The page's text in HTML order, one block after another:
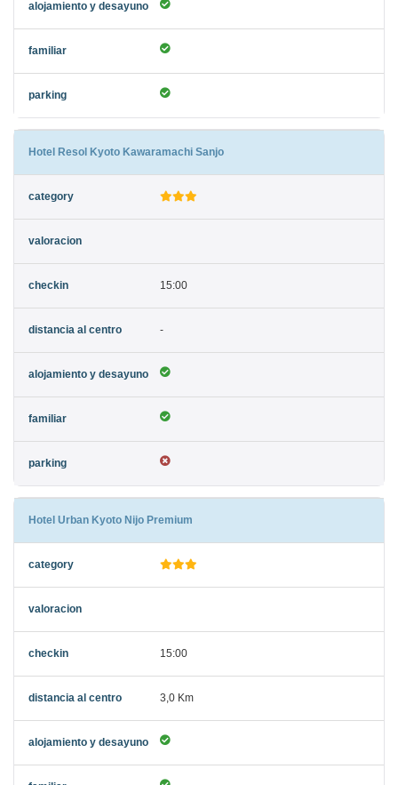
Hotel Resol Kyoto Kawaramachi Sanjo
15:00
-
Hotel Urban Kyoto Nijo Premium
15:00
3,0 Km